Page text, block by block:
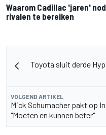
Waarom Cadillac 'jaren'
rivalen te bereiken
Toyota sluit derde
VOLGEND ARTIKEL
Mick Schumacher pakt op
"Moeten en kunnen beter"